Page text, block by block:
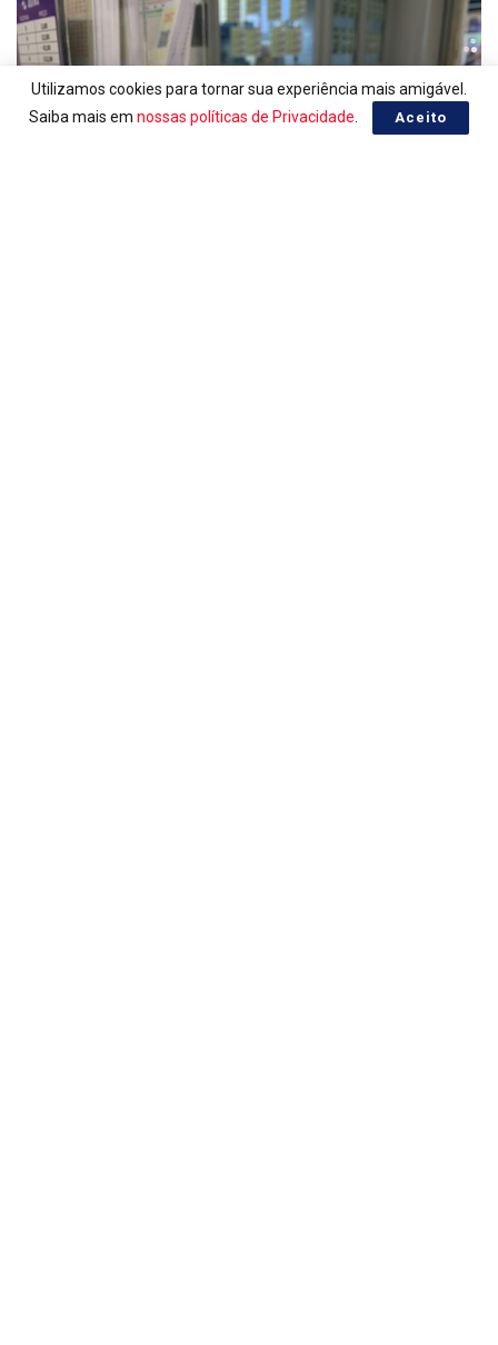
Utilizamos cookies para tornar sua experiência mais amigável.
Saiba mais em nossas políticas de Privacidade Aceito